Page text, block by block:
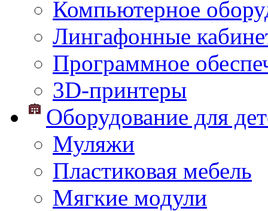
Компьютерное
Лингафонные
Программное
3D-принтеры
Оборудование для
Муляжи
Пластиковая мебель
Мягкие модули